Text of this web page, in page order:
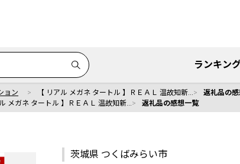
ランキン
ョン 【 リアル メガネ タートル 】ＲＥＡＬ 温故知新…
返礼品の
ル メガネ タートル 】ＲＥＡＬ 温故知新… 返礼品の感想一覧
茨城県 つくばみらい市